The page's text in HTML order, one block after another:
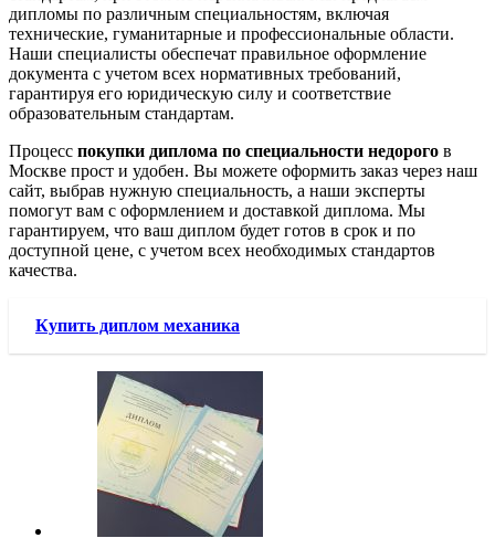
дипломы по различным специальностям, включая
технические, гуманитарные и профессиональные области.
Наши специалисты обеспечат правильное оформление
документа с учетом всех нормативных требований,
гарантируя его юридическую силу и соответствие
образовательным стандартам.
Процесс покупки диплома по специальности недорого в
Москве прост и удобен. Вы можете оформить заказ через наш
сайт, выбрав нужную специальность, а наши эксперты
помогут вам с оформлением и доставкой диплома. Мы
гарантируем, что ваш диплом будет готов в срок и по
доступной цене, с учетом всех необходимых стандартов
качества.
Купить диплом механика